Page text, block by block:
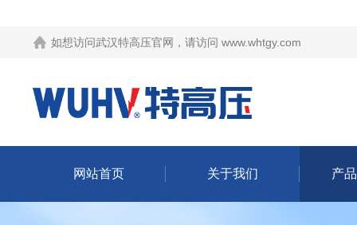
如想访问武汉特高压官网，请访问 www.whtgy.com
网站首页 关于我们 产